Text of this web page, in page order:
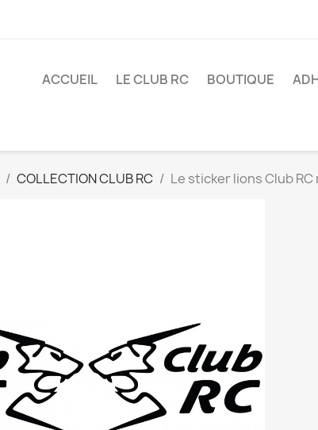
ACCUEIL LE CLUB RC BOUTIQUE
COLLECTION CLUB RC Le sticker lions Club